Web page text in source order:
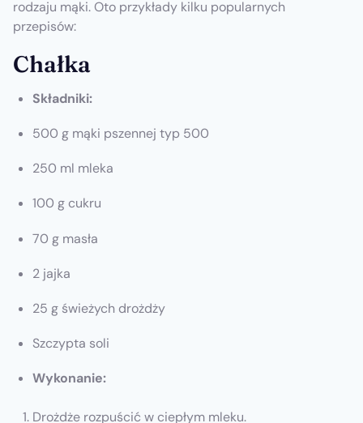
rodzaju mąki. Oto przykłady kilku popularnych
przepisów:
Chałka
Składniki:
500 g mąki pszennej typ 500
250 ml mleka
100 g cukru
70 g masła
2 jajka
25 g świeżych drożdży
Szczypta soli
Wykonanie:
Drożdże rozpuścić w ciepłym mleku.